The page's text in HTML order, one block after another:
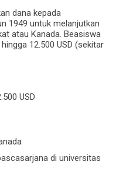
dana kepada
1949 untuk melanjutkan
atau Kanada. Beasiswa
12.500 USD (sekitar
USD
di universitas